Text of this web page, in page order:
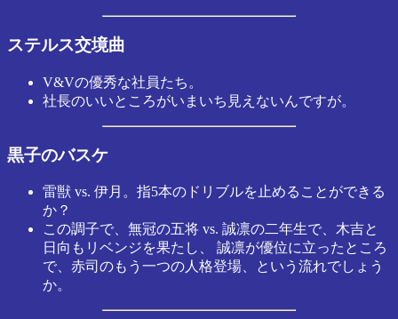
ステルス交境曲
V&Vの優秀な社員たち。
社長のいいところがいまいち見えないんですが。
黒子のバスケ
雷獣 vs. 伊月。指5本のドリブルを止めることができる
か？
この調子で、無冠の五将 vs. 誠凛の二年生で、木吉と
日向もリベンジを果たし、 誠凛が優位に立ったところ
で、赤司のもう一つの人格登場、という流れでしょう
か。